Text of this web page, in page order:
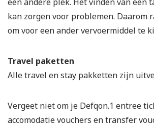
kan zorgen voor problemen. Daarom
om voor een ander vervoermiddel te
Travel paketten
Alle travel en stay pakketten zijn
Vergeet niet om je Defqon.1 entree
accomodatie vouchers en transfer